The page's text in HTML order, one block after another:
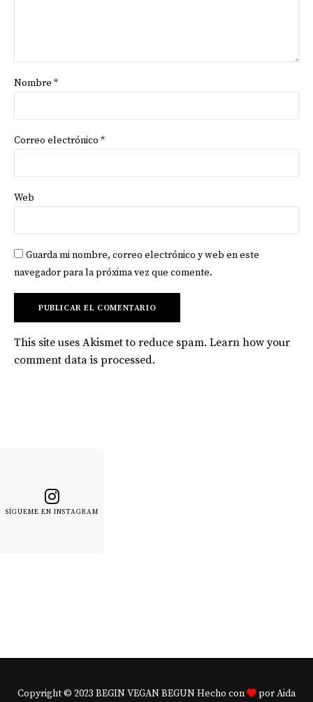
Nombre *
Correo electrónico *
Web
Guarda mi nombre, correo electrónico y web en este
navegador para la próxima vez que comente.
This site uses Akismet to reduce spam. Learn how your
comment data is processed.
SÍGUEME EN INSTAGRAM
Copyright © 2023 BEGIN VEGAN BEGUN Hecho con por Aida